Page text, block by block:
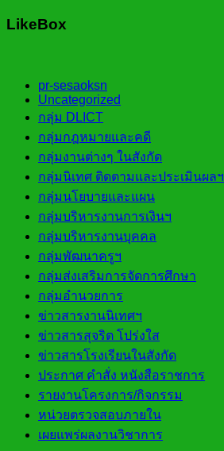
LikeBox
pr-sesaoksn
Uncategorized
กลุ่ม DLICT
กลุ่มกฎหมายและคดี
กลุ่มงานต่างๆ ในสังกัด
กลุ่มนิเทศ ติดตามและประเมินผลฯ
กลุ่มนโยบายและแผน
กลุ่มบริหารงานการเงินฯ
กลุ่มบริหารงานบุคคล
กลุ่มพัฒนาครูฯ
กลุ่มส่งเสริมการจัดการศึกษา
กลุ่มอำนวยการ
ข่าวสารงานนิเทศฯ
ข่าวสารสุจริต โปร่งใส
ข่าวสารโรงเรียนในสังกัด
ประกาศ คำสั่ง หนังสือราชการ
รายงานโครงการ/กิจกรรม
หน่วยตรวจสอบภายใน
เผยแพร่ผลงานวิชาการ